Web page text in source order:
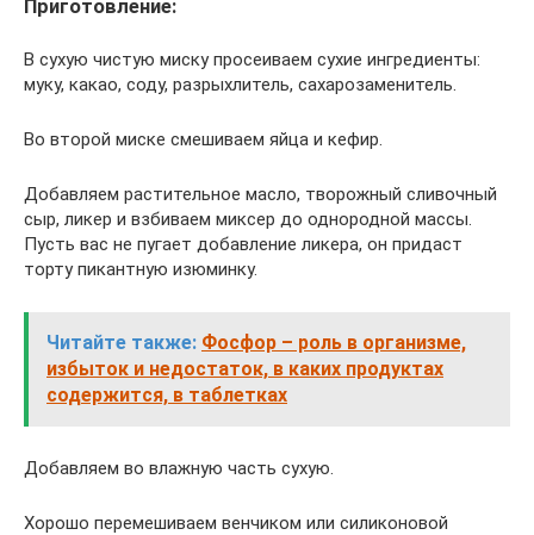
Приготовление:
В сухую чистую миску просеиваем сухие ингредиенты:
муку, какао, соду, разрыхлитель, сахарозаменитель.
Во второй миске смешиваем яйца и кефир.
Добавляем растительное масло, творожный сливочный
сыр, ликер и взбиваем миксер до однородной массы.
Пусть вас не пугает добавление ликера, он придаст
торту пикантную изюминку.
Читайте также: Фосфор – роль в организме,
избыток и недостаток, в каких продуктах
содержится, в таблетках
Добавляем во влажную часть сухую.
Хорошо перемешиваем венчиком или силиконовой